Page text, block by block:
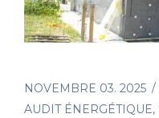
NOVEMBRE 03. 2025
AUDIT ÉNERGÉTIQUE,